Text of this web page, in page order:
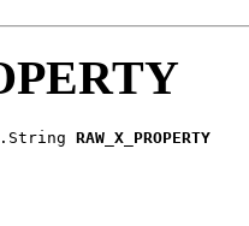
RAW_X_PROPERTY